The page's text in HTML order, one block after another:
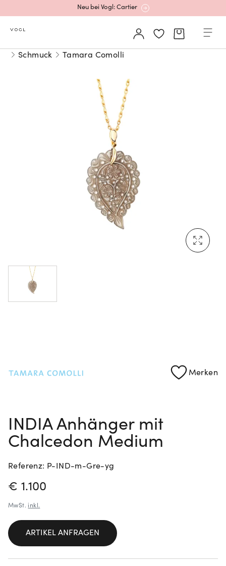
Neu bei Vogl: Cartier
Mehr erfahren: Ikonische Uhren von Cartier
Rolex Certified Pre-Owned entdecken
Neu bei Vogl: Uhren von Grand Seiko
Neu bei Vogl: Cartier
Schmuck Tamara Comolli
Merken
INDIA Anhänger mit
Chalcedon Medium
Referenz: P-IND-m-Gre-yg
PREISINFORMATIONEN
€ 1.100
MwSt. inkl.
ARTIKEL ANFRAGEN